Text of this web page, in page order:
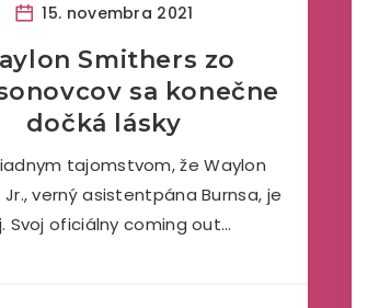
15. novembra 2021
Smithers zo
sa konečne
dočká lásky
tajomstvom, že Waylon
verný asistentpána Burnsa, je
Svoj oficiálny coming out…